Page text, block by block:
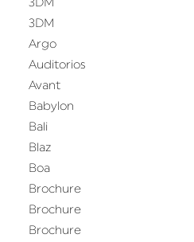
3DM
3DM
Argo
Auditorios
Avant
Babylon
Bali
Blaz
Boa
Brochure
Brochure
Brochure